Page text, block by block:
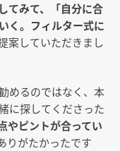
てみて、「自分に合
く。フィルター式に
案していただきまし
めるのではなく、本
に探してくださった
やピントが合ってい
りがたかったです